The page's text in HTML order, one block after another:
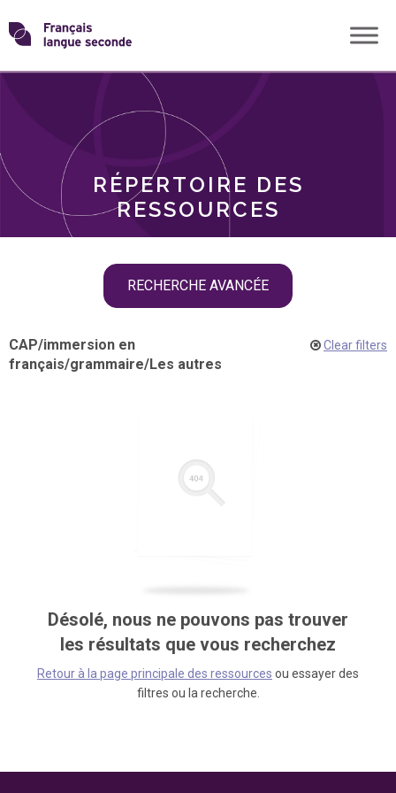
Skip
toTransformons
langue
RÉPERTOIRE DES
RESSOURCES
RECHERCHE AVANCÉE
THÈMES
CAP/immersion en
français/grammaire/Les autres
Clear filters
Désolé, nous ne pouvons pas trouver
les résultats que vous recherchez
Retour à la page principale des ressources ou essayer des
filtres ou la recherche.